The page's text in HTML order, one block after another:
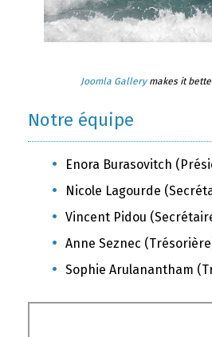
Joomla Gallerymakes it
Notre équipe
Enora Burasovitch
Nicole Lagourde
Vincent Pidou
Anne Seznec
Sophie Arulanantham